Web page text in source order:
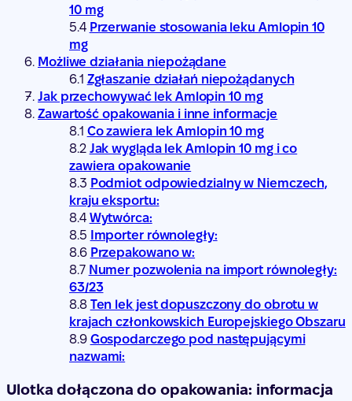
10 mg
Przerwanie stosowania leku Amlopin 10
mg
Możliwe działania niepożądane
Zgłaszanie działań niepożądanych
Jak przechowywać lek Amlopin 10 mg
Zawartość opakowania i inne informacje
Co zawiera lek Amlopin 10 mg
Jak wygląda lek Amlopin 10 mg i co
zawiera opakowanie
Podmiot odpowiedzialny w Niemczech,
kraju eksportu:
Wytwórca:
Importer równoległy:
Przepakowano w:
Numer pozwolenia na import równoległy:
63/23
Ten lek jest dopuszczony do obrotu w
krajach członkowskich Europejskiego Obszaru
Gospodarczego pod następującymi
nazwami:
Ulotka dołączona do opakowania: informacja